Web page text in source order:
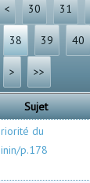
< 30 31
38 39 40
> >>
Sujet
du
p.178